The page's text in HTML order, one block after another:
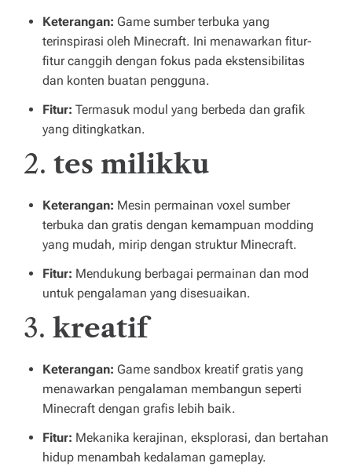
Keterangan: Game sumber terbuka yang
terinspirasi oleh Minecraft. Ini menawarkan fitur-
fitur canggih dengan fokus pada ekstensibilitas
dan konten buatan pengguna.
Fitur: Termasuk modul yang berbeda dan grafik
yang ditingkatkan.
2. tes milikku
Keterangan: Mesin permainan voxel sumber
terbuka dan gratis dengan kemampuan modding
yang mudah, mirip dengan struktur Minecraft.
Fitur: Mendukung berbagai permainan dan mod
untuk pengalaman yang disesuaikan.
3. kreatif
Keterangan: Game sandbox kreatif gratis yang
menawarkan pengalaman membangun seperti
Minecraft dengan grafis lebih baik.
Fitur: Mekanika kerajinan, eksplorasi, dan bertahan
hidup menambah kedalaman gameplay.